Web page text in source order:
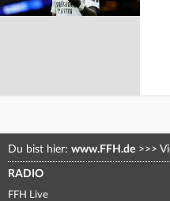
Du bist hier: www.FFH.de >>>
RADIO
FFH Live